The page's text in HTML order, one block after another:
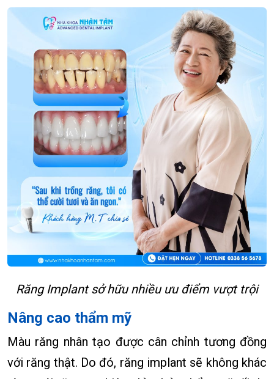
Răng Implant sở hữu nhiều ưu điểm vượt trội
Nâng cao thẩm mỹ
Màu răng nhân tạo được cân chỉnh tương đồng
với răng thật. Do đó, răng implant sẽ không khác